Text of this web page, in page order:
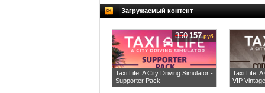
Загружаемый контент
Taxi Life: A City Driving Simulator -
Supporter Pack
350 157руб
Taxi Life:
VIP